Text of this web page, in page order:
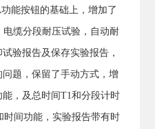
能按钮的基础上，增加了
缆分段耐压试验，自动耐
验报告及保存实验报告，
题，保留了手动方式，增
，及总时间T1和分段计时
间功能，实验报告带有时